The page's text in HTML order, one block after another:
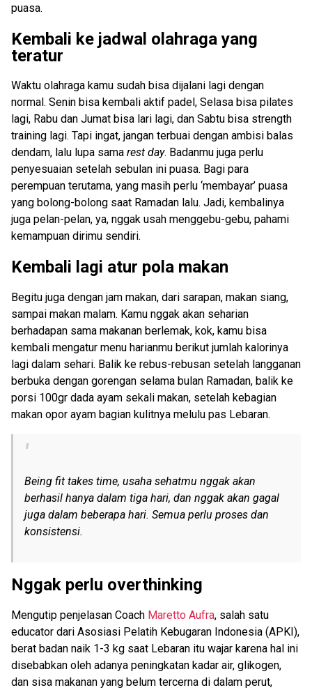
puasa.
Kembali ke jadwal olahraga yang
teratur
Waktu olahraga kamu sudah bisa dijalani lagi dengan
normal. Senin bisa kembali aktif padel, Selasa bisa pilates
lagi, Rabu dan Jumat bisa lari lagi, dan Sabtu bisa strength
training lagi. Tapi ingat, jangan terbuai dengan ambisi balas
dendam, lalu lupa sama rest day. Badanmu juga perlu
penyesuaian setelah sebulan ini puasa. Bagi para
perempuan terutama, yang masih perlu ‘membayar’ puasa
yang bolong-bolong saat Ramadan lalu. Jadi, kembalinya
juga pelan-pelan, ya, nggak usah menggebu-gebu, pahami
kemampuan dirimu sendiri.
Kembali lagi atur pola makan
Begitu juga dengan jam makan, dari sarapan, makan siang,
sampai makan malam. Kamu nggak akan seharian
berhadapan sama makanan berlemak, kok, kamu bisa
kembali mengatur menu harianmu berikut jumlah kalorinya
lagi dalam sehari. Balik ke rebus-rebusan setelah langganan
berbuka dengan gorengan selama bulan Ramadan, balik ke
porsi 100gr dada ayam sekali makan, setelah kebagian
makan opor ayam bagian kulitnya melulu pas Lebaran.
Being fit takes time, usaha sehatmu nggak akan
berhasil hanya dalam tiga hari, dan nggak akan gagal
juga dalam beberapa hari. Semua perlu proses dan
konsistensi.
Nggak perlu overthinking
Mengutip penjelasan Coach Maretto Aufra, salah satu
educator dari Asosiasi Pelatih Kebugaran Indonesia (APKI),
berat badan naik 1-3 kg saat Lebaran itu wajar karena hal ini
disebabkan oleh adanya peningkatan kadar air, glikogen,
dan sisa makanan yang belum tercerna di dalam perut,